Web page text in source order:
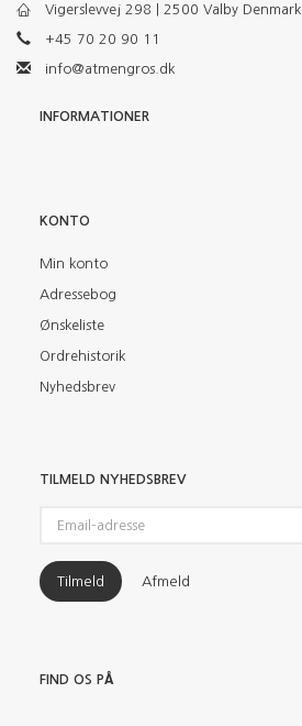
Vigerslevvej 298 | 2500 Valby Denmark
+45 70 20 90 11
info@atmengros.dk
INFORMATIONER
KONTO
Min konto
Adressebog
Ønskeliste
Ordrehistorik
Nyhedsbrev
TILMELD NYHEDSBREV
adresse
Tilmeld Afmeld
FIND OS PÅ